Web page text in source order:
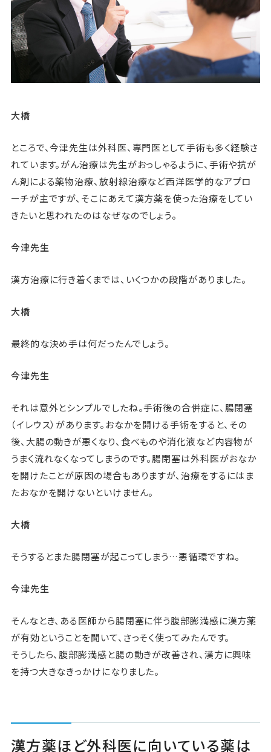
大橋
ところで、今津先生は外科医、専門医として手術も多く経験さ
れています。がん治療は先生がおっしゃるように、手術や抗が
ん剤による薬物治療、放射線治療など西洋医学的なアプロ
ーチが主ですが、そこにあえて漢方薬を使った治療をしてい
きたいと思われたのはなぜなのでしょう。
今津先生
漢方治療に行き着くまでは、いくつかの段階がありました。
大橋
最終的な決め手は何だったんでしょう。
今津先生
それは意外とシンプルでしたね。手術後の合併症に、腸閉塞
（イレウス）があります。おなかを開ける手術をすると、その
後、大腸の動きが悪くなり、食べものや消化液など内容物が
うまく流れなくなってしまうのです。腸閉塞は外科医がおなか
を開けたことが原因の場合もありますが、治療をするにはま
たおなかを開けないといけません。
大橋
そうするとまた腸閉塞が起こってしまう…悪循環ですね。
今津先生
そんなとき、ある医師から腸閉塞に伴う腹部膨満感に漢方薬
が有効ということを聞いて、さっそく使ってみたんです。
そうしたら、腹部膨満感と腸の動きが改善され、漢方に興味
を持つ大きなきっかけになりました。
漢方薬ほど外科医に向いている薬は